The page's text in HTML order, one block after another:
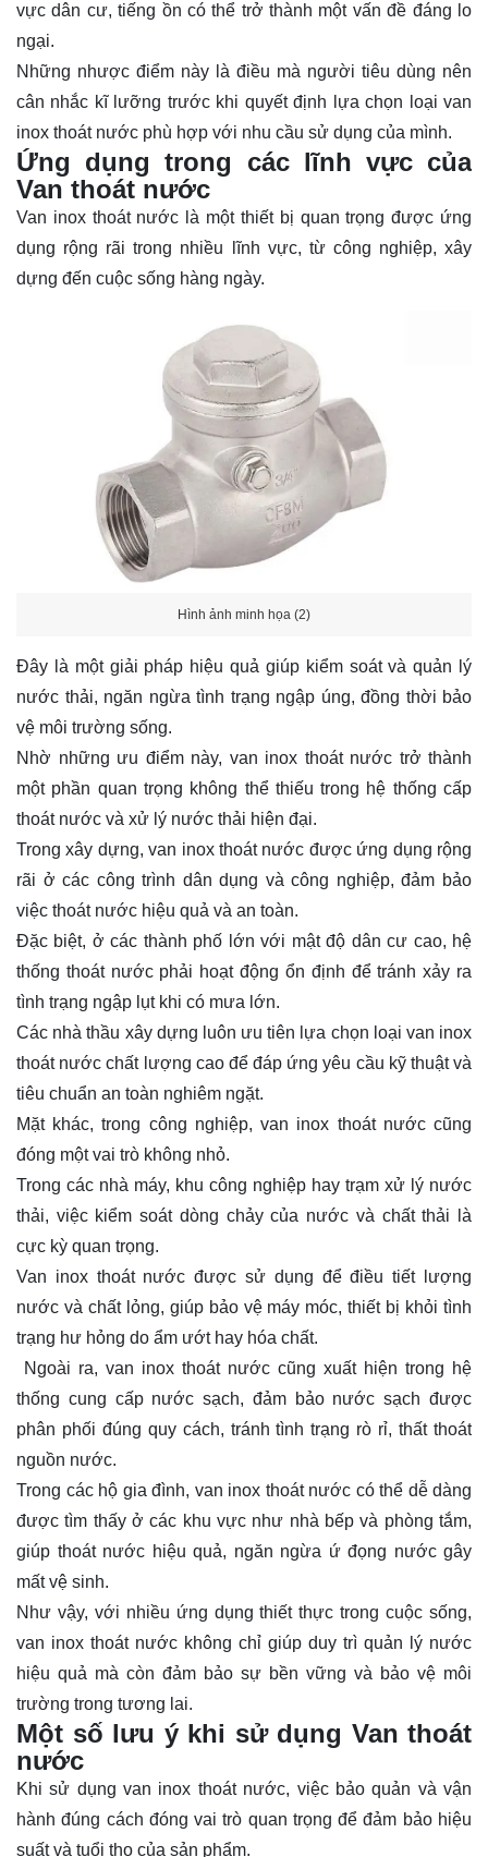
vực dân cư, tiếng ồn có thể trở thành một vấn đề đáng lo
ngại.
Những nhược điểm này là điều mà người tiêu dùng nên
cân nhắc kĩ lưỡng trước khi quyết định lựa chọn loại van
inox thoát nước phù hợp với nhu cầu sử dụng của mình.
Ứng dụng trong các lĩnh vực của
Van thoát nước
Van inox thoát nước là một thiết bị quan trọng được ứng
dụng rộng rãi trong nhiều lĩnh vực, từ công nghiệp, xây
dựng đến cuộc sống hàng ngày.
Hình ảnh minh họa (2)
Đây là một giải pháp hiệu quả giúp kiểm soát và quản lý
nước thải, ngăn ngừa tình trạng ngập úng, đồng thời bảo
vệ môi trường sống.
Nhờ những ưu điểm này, van inox thoát nước trở thành
một phần quan trọng không thể thiếu trong hệ thống cấp
thoát nước và xử lý nước thải hiện đại.
Trong xây dựng, van inox thoát nước được ứng dụng rộng
rãi ở các công trình dân dụng và công nghiệp, đảm bảo
việc thoát nước hiệu quả và an toàn.
Đặc biệt, ở các thành phố lớn với mật độ dân cư cao, hệ
thống thoát nước phải hoạt động ổn định để tránh xảy ra
tình trạng ngập lụt khi có mưa lớn.
Các nhà thầu xây dựng luôn ưu tiên lựa chọn loại van inox
thoát nước chất lượng cao để đáp ứng yêu cầu kỹ thuật và
tiêu chuẩn an toàn nghiêm ngặt.
Mặt khác, trong công nghiệp, van inox thoát nước cũng
đóng một vai trò không nhỏ.
Trong các nhà máy, khu công nghiệp hay trạm xử lý nước
thải, việc kiểm soát dòng chảy của nước và chất thải là
cực kỳ quan trọng.
Van inox thoát nước được sử dụng để điều tiết lượng
nước và chất lỏng, giúp bảo vệ máy móc, thiết bị khỏi tình
trạng hư hỏng do ẩm ướt hay hóa chất.
Ngoài ra, van inox thoát nước cũng xuất hiện trong hệ
thống cung cấp nước sạch, đảm bảo nước sạch được
phân phối đúng quy cách, tránh tình trạng rò rỉ, thất thoát
nguồn nước.
Trong các hộ gia đình, van inox thoát nước có thể dễ dàng
được tìm thấy ở các khu vực như nhà bếp và phòng tắm,
giúp thoát nước hiệu quả, ngăn ngừa ứ đọng nước gây
mất vệ sinh.
Như vậy, với nhiều ứng dụng thiết thực trong cuộc sống,
van inox thoát nước không chỉ giúp duy trì quản lý nước
hiệu quả mà còn đảm bảo sự bền vững và bảo vệ môi
trường trong tương lai.
Một số lưu ý khi sử dụng Van thoát
nước
Khi sử dụng van inox thoát nước, việc bảo quản và vận
hành đúng cách đóng vai trò quan trọng để đảm bảo hiệu
suất và tuổi thọ của sản phẩm.